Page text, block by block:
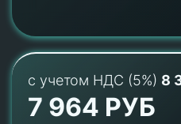
с учетом НДС (5%) 8
7 964 РУБ